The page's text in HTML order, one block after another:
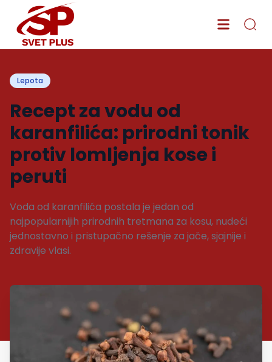
Lepota
Recept za vodu od
karanfilića: prirodni tonik
protiv lomljenja kose i
peruti
Voda od karanfilića postala je jedan od
najpopularnijih prirodnih tretmana za kosu, nudeći
jednostavno i pristupačno rešenje za jače, sjajnije i
zdravije vlasi.